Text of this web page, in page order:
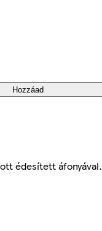
Hozzáad
édesített